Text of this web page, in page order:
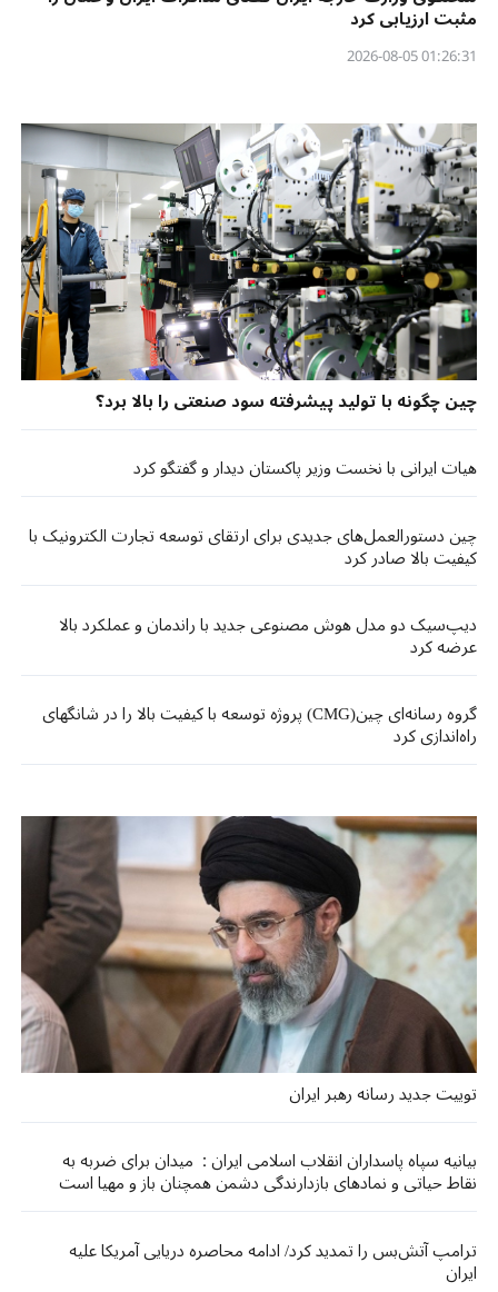
مثبت ارزیابی کرد
01:26:31 2026-08-05
چین چگونه با تولید پیشرفته سود صنعتی را بالا برد؟
هیات ایرانی با نخست وزیر پاکستان دیدار و گفتگو کرد
چین دستورالعمل‌های جدیدی برای ارتقای توسعه تجارت الکترونیک با
کیفیت بالا صادر کرد
دیپ‌سیک دو مدل هوش مصنوعی جدید با راندمان و عملکرد بالا
عرضه کرد
گروه رسانه‌ای چین(CMG) پروژه توسعه با کیفیت بالا را در شانگهای
راه‌اندازی کرد
توییت جدید رسانه رهبر ایران
بیانیه سپاه پاسداران انقلاب اسلامی ایران : میدان برای ضربه به
نقاط حیاتی و نمادهای بازدارندگی دشمن همچنان باز و مهیا است
ترامپ آتش‌بس را تمدید کرد/ ادامه محاصره دریایی آمریکا علیه
ایران